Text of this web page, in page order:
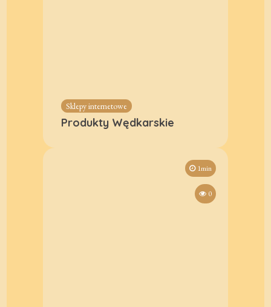
Sklepy internetowe
Produkty Wędkarskie
1min
0